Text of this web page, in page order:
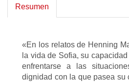
Resumen
«En los relatos de Henning
la vida de Sofia, su
enfrentarse a las
dignidad con la que pasea su